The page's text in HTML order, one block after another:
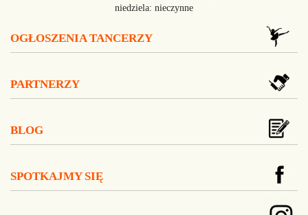
niedziela: nieczynne
OGŁOSZENIA TANCERZY
PARTNERZY
BLOG
SPOTKAJMY SIĘ